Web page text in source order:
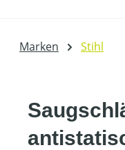
Marken Stihl